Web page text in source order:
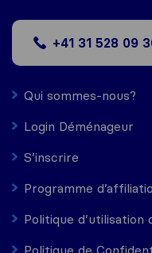
+41 31 528 09
Qui sommes-nous?
Login Déménageur
S’inscrire
Programme
Politique d’utilisation